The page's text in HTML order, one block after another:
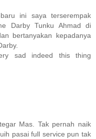
ini saya terserempak
Darby Tunku Ahmad di
bertanyakan kepadanya
sad indeed this thing
Mas. Tak pernah naik
pasai full service pun tak